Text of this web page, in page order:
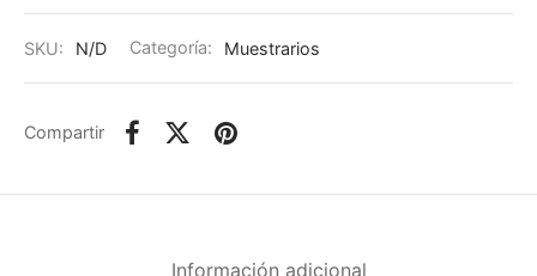
SKU: N/D Categoría: Muestrarios
Compartir
Información adicional